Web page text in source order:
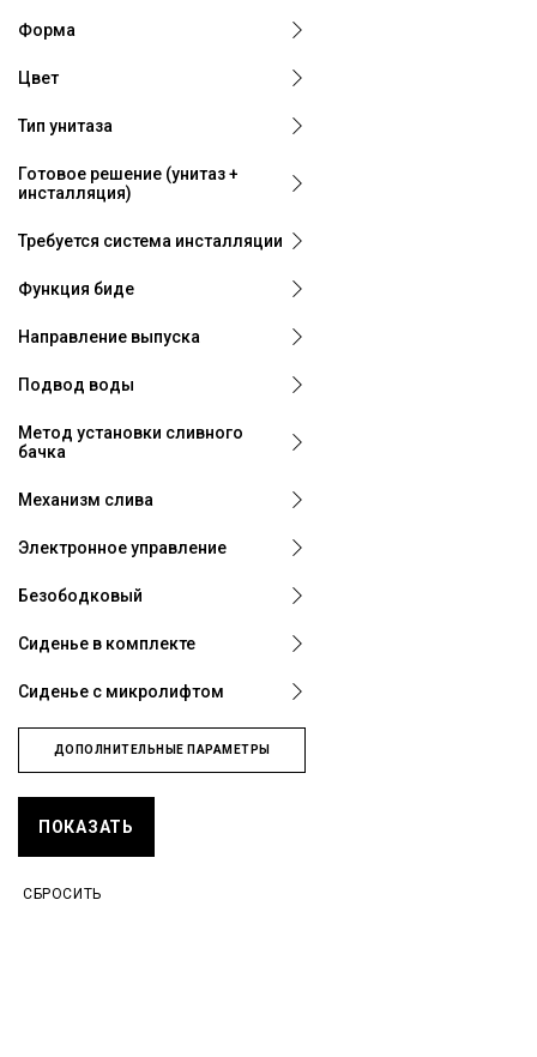
Форма
Цвет
Тип унитаза
Готовое решение (унитаз +
инсталляция)
Требуется система инсталляции
Функция биде
Направление выпуска
Подвод воды
Метод установки сливного
бачка
Механизм слива
Электронное управление
Безободковый
Сиденье в комплекте
Сиденье с микролифтом
ДОПОЛНИТЕЛЬНЫЕ ПАРАМЕТРЫ